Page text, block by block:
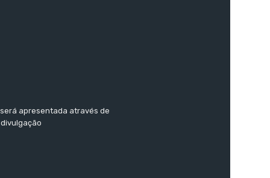
será apresentada através de